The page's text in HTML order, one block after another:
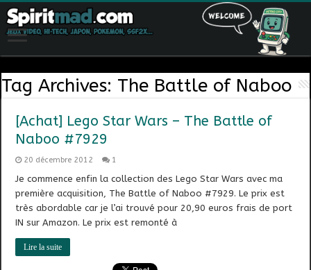
Tag Archives: The Battle of Naboo
[Achat] Lego Star Wars – The Battle of
Naboo #7929
20 décembre 2012 1
Je commence enfin la collection des Lego Star Wars avec ma
première acquisition, The Battle of Naboo #7929. Le prix est
très abordable car je l’ai trouvé pour 20,90 euros frais de port
IN sur Amazon. Le prix est remonté à
Lire la suite